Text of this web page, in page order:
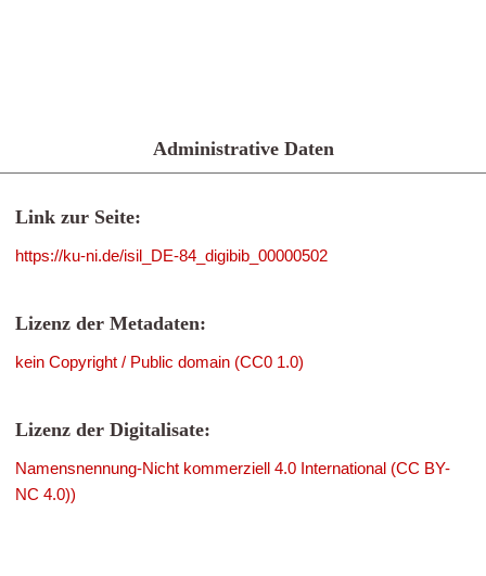
Administrative Daten
Link zur Seite:
https://ku-ni.de/isil_DE-84_digibib_00000502
Lizenz der Metadaten:
kein Copyright / Public domain (CC0 1.0)
Lizenz der Digitalisate:
Namensnennung-Nicht kommerziell 4.0 International (CC BY-
NC 4.0))